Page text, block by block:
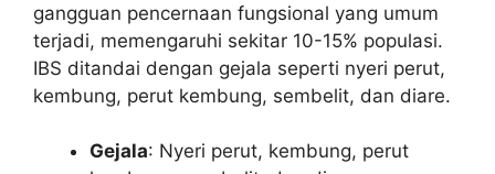
gangguan pencernaan fungsional yang umum
terjadi, memengaruhi sekitar 10-15% populasi.
IBS ditandai dengan gejala seperti nyeri perut,
kembung, perut kembung, sembelit, dan diare.
Gejala: Nyeri perut, kembung, perut